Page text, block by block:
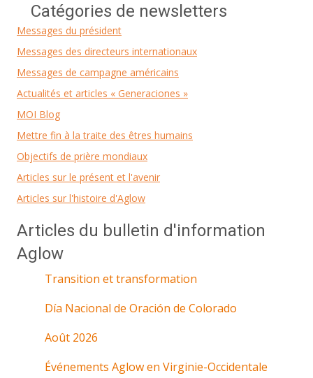
Catégories de newsletters
Messages du président
Messages des directeurs internationaux
Messages de campagne américains
Actualités et articles « Generaciones »
MOI Blog
Mettre fin à la traite des êtres humains
Objectifs de prière mondiaux
Articles sur le présent et l'avenir
Articles sur l'histoire d'Aglow
Articles du bulletin d'information
Aglow
Transition et transformation
Día Nacional de Oración de Colorado
Août 2026
Événements Aglow en Virginie-Occidentale